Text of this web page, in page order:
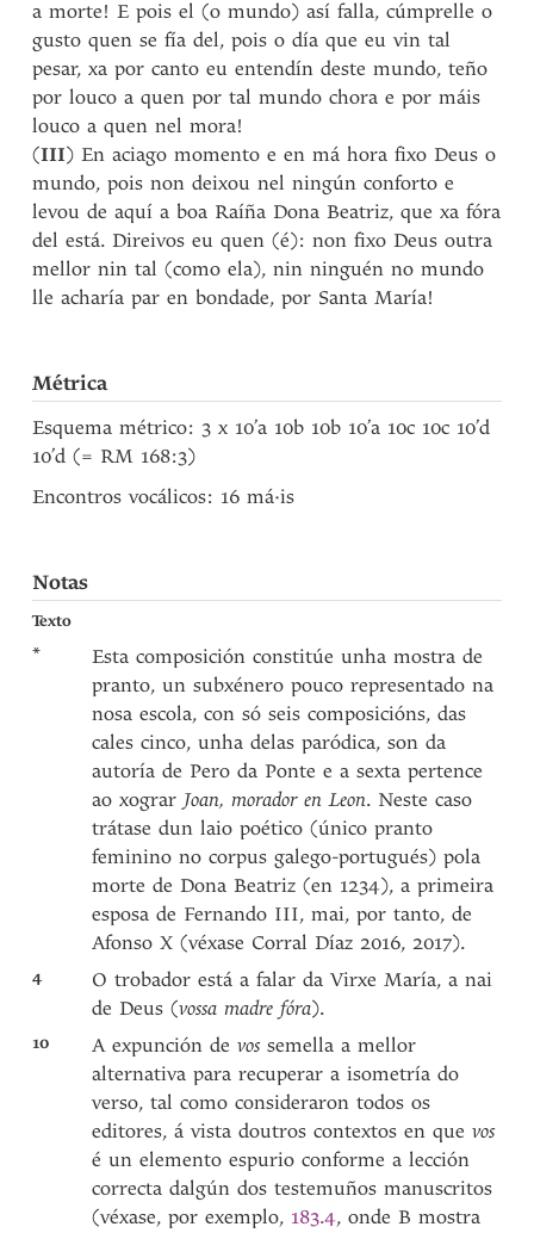
a morte! E pois el (o mundo) así falla, cúmprelle o
gusto quen se fía del, pois o día que eu vin tal
pesar, xa por canto eu entendín deste mundo, teño
por louco a quen por tal mundo chora e por máis
louco a quen nel mora!
(III) En aciago momento e en má hora fixo Deus o
mundo, pois non deixou nel ningún conforto e
levou de aquí a boa Raíña Dona Beatriz, que xa fóra
del está. Direivos eu quen (é): non fixo Deus outra
mellor nin tal (como ela), nin ninguén no mundo
lle acharía par en bondade, por Santa María!
Métrica
Esquema métrico: 3 x 10’a 10b 10b 10’a 10c 10c 10’d
10’d (= RM 168:3)
Encontros vocálicos: 16 má·is
Notas
Texto
*
Esta composición constitúe unha mostra de
pranto, un subxénero pouco representado na
nosa escola, con só seis composicións, das
cales cinco, unha delas paródica, son da
autoría de Pero da Ponte e a sexta pertence
ao xograr Joan, morador en Leon. Neste caso
trátase dun laio poético (único pranto
feminino no corpus galego-portugués) pola
morte de Dona Beatriz (en 1234), a primeira
esposa de Fernando III, mai, por tanto, de
Afonso X (véxase Corral Díaz 2016, 2017).
4
O trobador está a falar da Virxe María, a nai
de Deus (vossa madre fóra).
10 A expunción devos semella a mellor
alternativa para recuperar a isometría do
verso, tal como consideraron todos os
editores, á vista doutros contextos en quevos
é un elemento espurio conforme a lección
correcta dalgún dos testemuños manuscritos
(véxase, por exemplo, 183.4, onde B mostra